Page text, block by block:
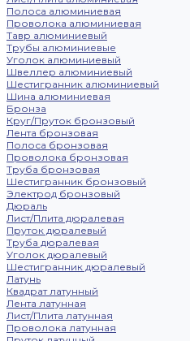
Полоса алюминиевая
Проволока алюминиевая
Тавр алюминиевый
Трубы алюминиевые
Уголок алюминиевый
Швеллер алюминиевый
Шестигранник алюминиевый
Шина алюминиевая
Бронза
Круг/Пруток бронзовый
Лента бронзовая
Полоса бронзовая
Проволока бронзовая
Труба бронзовая
Шестигранник бронзовый
Электрод бронзовый
Дюраль
Лист/Плита дюралевая
Пруток дюралевый
Труба дюралевая
Уголок дюралевый
Шестигранник дюралевый
Латунь
Квадрат латунный
Лента латунная
Лист/Плита латунная
Проволока латунная